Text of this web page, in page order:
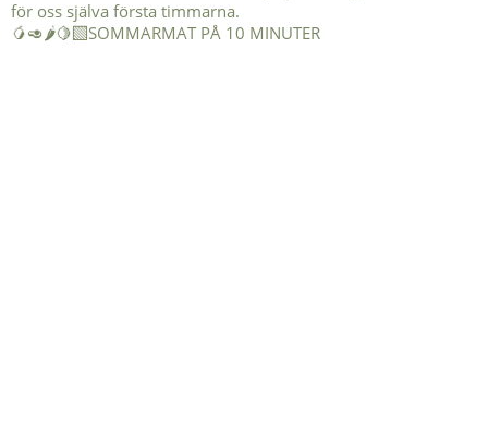
🥭🥑🌶️🍋‍🟩SOMMARMAT PÅ 10 MINUTER